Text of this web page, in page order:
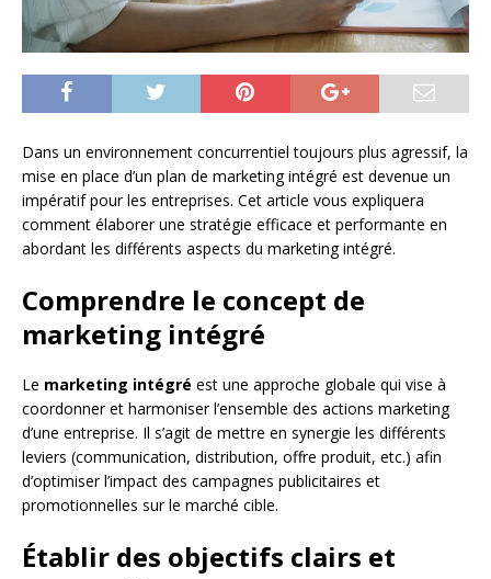
Dans un environnement concurrentiel toujours plus agressif, la
mise en place d’un plan de marketing intégré est devenue un
impératif pour les entreprises. Cet article vous expliquera
comment élaborer une stratégie efficace et performante en
abordant les différents aspects du marketing intégré.
Comprendre le concept de
marketing intégré
Le marketing intégré est une approche globale qui vise à
coordonner et harmoniser l’ensemble des actions marketing
d’une entreprise. Il s’agit de mettre en synergie les différents
leviers (communication, distribution, offre produit, etc.) afin
d’optimiser l’impact des campagnes publicitaires et
promotionnelles sur le marché cible.
Établir des objectifs clairs et